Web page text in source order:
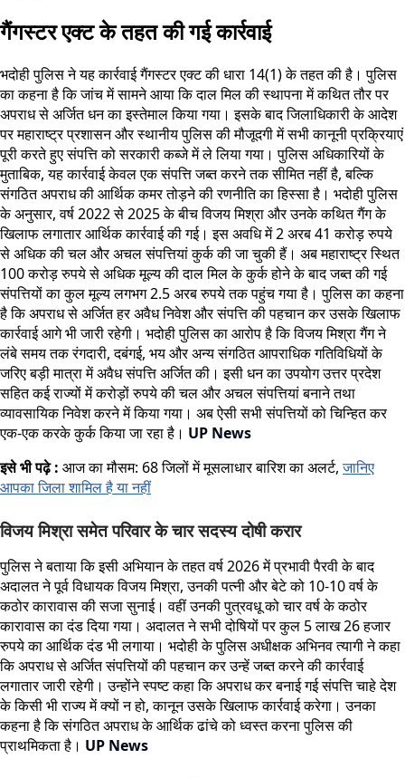
गैंगस्टर एक्ट के तहत की गई कार्रवाई
भदोही पुलिस ने यह कार्रवाई गैंगस्टर एक्ट की धारा 14(1) के तहत की है। पुलिस
का कहना है कि जांच में सामने आया कि दाल मिल की स्थापना में कथित तौर पर
अपराध से अर्जित धन का इस्तेमाल किया गया। इसके बाद जिलाधिकारी के आदेश
पर महाराष्ट्र प्रशासन और स्थानीय पुलिस की मौजूदगी में सभी कानूनी प्रक्रियाएं
पूरी करते हुए संपत्ति को सरकारी कब्जे में ले लिया गया। पुलिस अधिकारियों के
मुताबिक, यह कार्रवाई केवल एक संपत्ति जब्त करने तक सीमित नहीं है, बल्कि
संगठित अपराध की आर्थिक कमर तोड़ने की रणनीति का हिस्सा है। भदोही पुलिस
के अनुसार, वर्ष 2022 से 2025 के बीच विजय मिश्रा और उनके कथित गैंग के
खिलाफ लगातार आर्थिक कार्रवाई की गई। इस अवधि में 2 अरब 41 करोड़ रुपये
से अधिक की चल और अचल संपत्तियां कुर्क की जा चुकी हैं। अब महाराष्ट्र स्थित
100 करोड़ रुपये से अधिक मूल्य की दाल मिल के कुर्क होने के बाद जब्त की गई
संपत्तियों का कुल मूल्य लगभग 2.5 अरब रुपये तक पहुंच गया है। पुलिस का कहना
है कि अपराध से अर्जित हर अवैध निवेश और संपत्ति की पहचान कर उसके खिलाफ
कार्रवाई आगे भी जारी रहेगी। भदोही पुलिस का आरोप है कि विजय मिश्रा गैंग ने
लंबे समय तक रंगदारी, दबंगई, भय और अन्य संगठित आपराधिक गतिविधियों के
जरिए बड़ी मात्रा में अवैध संपत्ति अर्जित की। इसी धन का उपयोग उत्तर प्रदेश
सहित कई राज्यों में करोड़ों रुपये की चल और अचल संपत्तियां बनाने तथा
व्यावसायिक निवेश करने में किया गया। अब ऐसी सभी संपत्तियों को चिन्हित कर
एक-एक करके कुर्क किया जा रहा है। UP News
इसे भी पढ़े : आज का मौसम: 68 जिलों में मूसलाधार बारिश का अलर्ट,जानिए
आपका जिला शामिल है या नहीं
विजय मिश्रा समेत परिवार के चार सदस्य दोषी करार
पुलिस ने बताया कि इसी अभियान के तहत वर्ष 2026 में प्रभावी पैरवी के बाद
अदालत ने पूर्व विधायक विजय मिश्रा, उनकी पत्नी और बेटे को 10-10 वर्ष के
कठोर कारावास की सजा सुनाई। वहीं उनकी पुत्रवधू को चार वर्ष के कठोर
कारावास का दंड दिया गया। अदालत ने सभी दोषियों पर कुल 5 लाख 26 हजार
रुपये का आर्थिक दंड भी लगाया। भदोही के पुलिस अधीक्षक अभिनव त्यागी ने कहा
कि अपराध से अर्जित संपत्तियों की पहचान कर उन्हें जब्त करने की कार्रवाई
लगातार जारी रहेगी। उन्होंने स्पष्ट कहा कि अपराध कर बनाई गई संपत्ति चाहे देश
के किसी भी राज्य में क्यों न हो, कानून उसके खिलाफ कार्रवाई करेगा। उनका
कहना है कि संगठित अपराध के आर्थिक ढांचे को ध्वस्त करना पुलिस की
प्राथमिकता है। UP News